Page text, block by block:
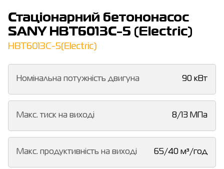
Стаціонарний бетононасос
SANY HBT6013C-5 (Electric)
HBT6013C-5(Electric)
Номінальна потужність двигуна 90 кВт
Макс. тиск на виході 8/13 МПа
Макс. продуктивність на виході 65/40 м³/год